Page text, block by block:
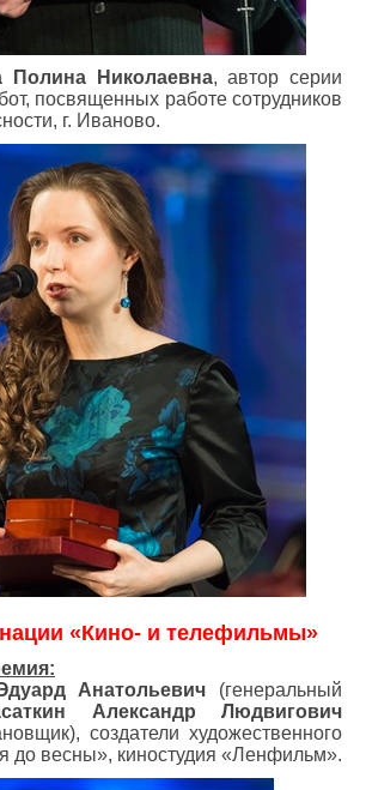
Полина Николаевна, автор серии
посвященных работе сотрудников
г. Иваново.
«Кино- и телефильмы»
Анатольевич (генеральный
Александр Людвигович
создатели художественного
до весны», киностудия «Ленфильм».